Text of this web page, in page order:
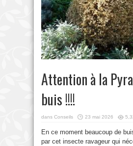
Attention à la
buis !!!!
dans Conseils 23 mai 2026
En ce moment beaucoup de
par cet insecte ravageur qui